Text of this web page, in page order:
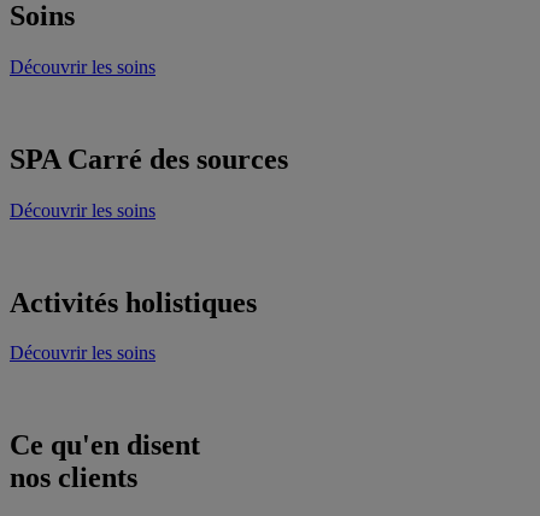
Soins
Découvrir les soins
SPA Carré des sources
Découvrir les soins
Activités holistiques
Découvrir les soins
Ce qu'en disent
nos clients